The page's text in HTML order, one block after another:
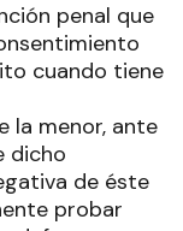
penal que
cuando tiene
la menor, ante
dicho
de éste
probar